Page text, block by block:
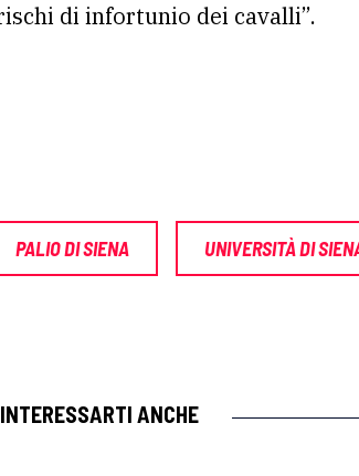
di infortunio dei cavalli”.
PALIO DI SIENA UNIVERSITÀ DI
ANCHE